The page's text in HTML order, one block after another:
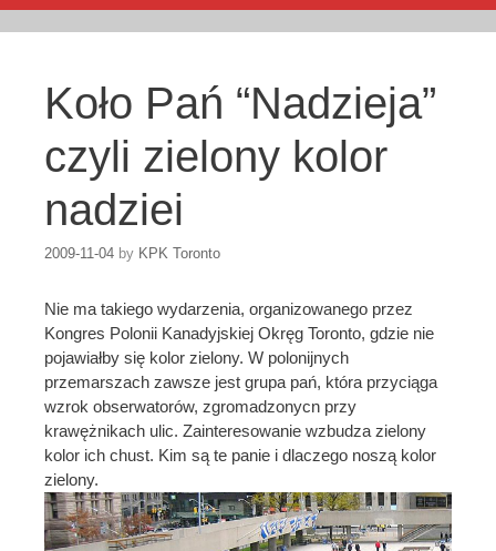
Koło Pań “Nadzieja”
czyli zielony kolor
nadziei
2009-11-04 by KPK Toronto
Nie ma takiego wydarzenia, organizowanego przez
Kongres Polonii Kanadyjskiej Okręg Toronto, gdzie nie
pojawiałby się kolor zielony. W polonijnych
przemarszach zawsze jest grupa pań, która przyciąga
wzrok obserwatorów, zgromadzonycn przy
krawężnikach ulic. Zainteresowanie wzbudza zielony
kolor ich chust. Kim są te panie i dlaczego noszą kolor
zielony.